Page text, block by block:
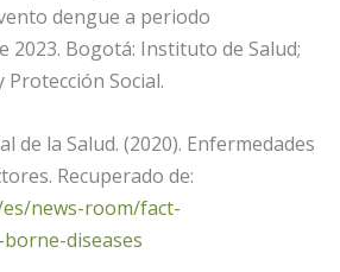
dengue a periodo
2023. Bogotá: Instituto de Salud;
Social.
de la Salud. (2020). Enfermedades
Recuperado de:
news-room/fact-
diseases